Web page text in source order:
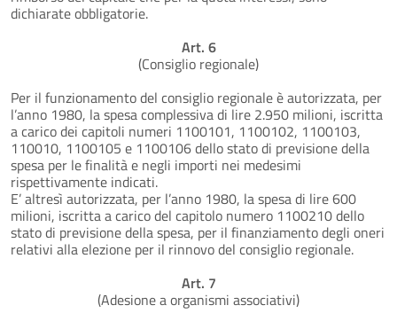
dichiarate obbligatorie.
Art. 6
(Consiglio regionale)
Per il funzionamento del consiglio regionale è autorizzata, per
l’anno 1980, la spesa complessiva di lire 2.950 milioni, iscritta
a carico dei capitoli numeri 1100101, 1100102, 1100103,
110010, 1100105 e 1100106 dello stato di previsione della
spesa per le finalità e negli importi nei medesimi
rispettivamente indicati.
E’ altresì autorizzata, per l’anno 1980, la spesa di lire 600
milioni, iscritta a carico del capitolo numero 1100210 dello
stato di previsione della spesa, per il finanziamento degli oneri
relativi alla elezione per il rinnovo del consiglio regionale.
Art. 7
(Adesione a organismi associativi)